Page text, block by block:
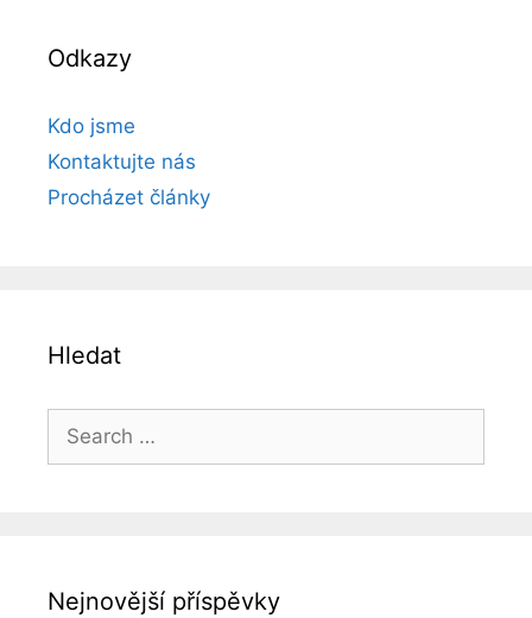
Odkazy
Kdo jsme
Kontaktujte nás
Procházet články
Hledat
Search
for:
Nejnovější příspěvky